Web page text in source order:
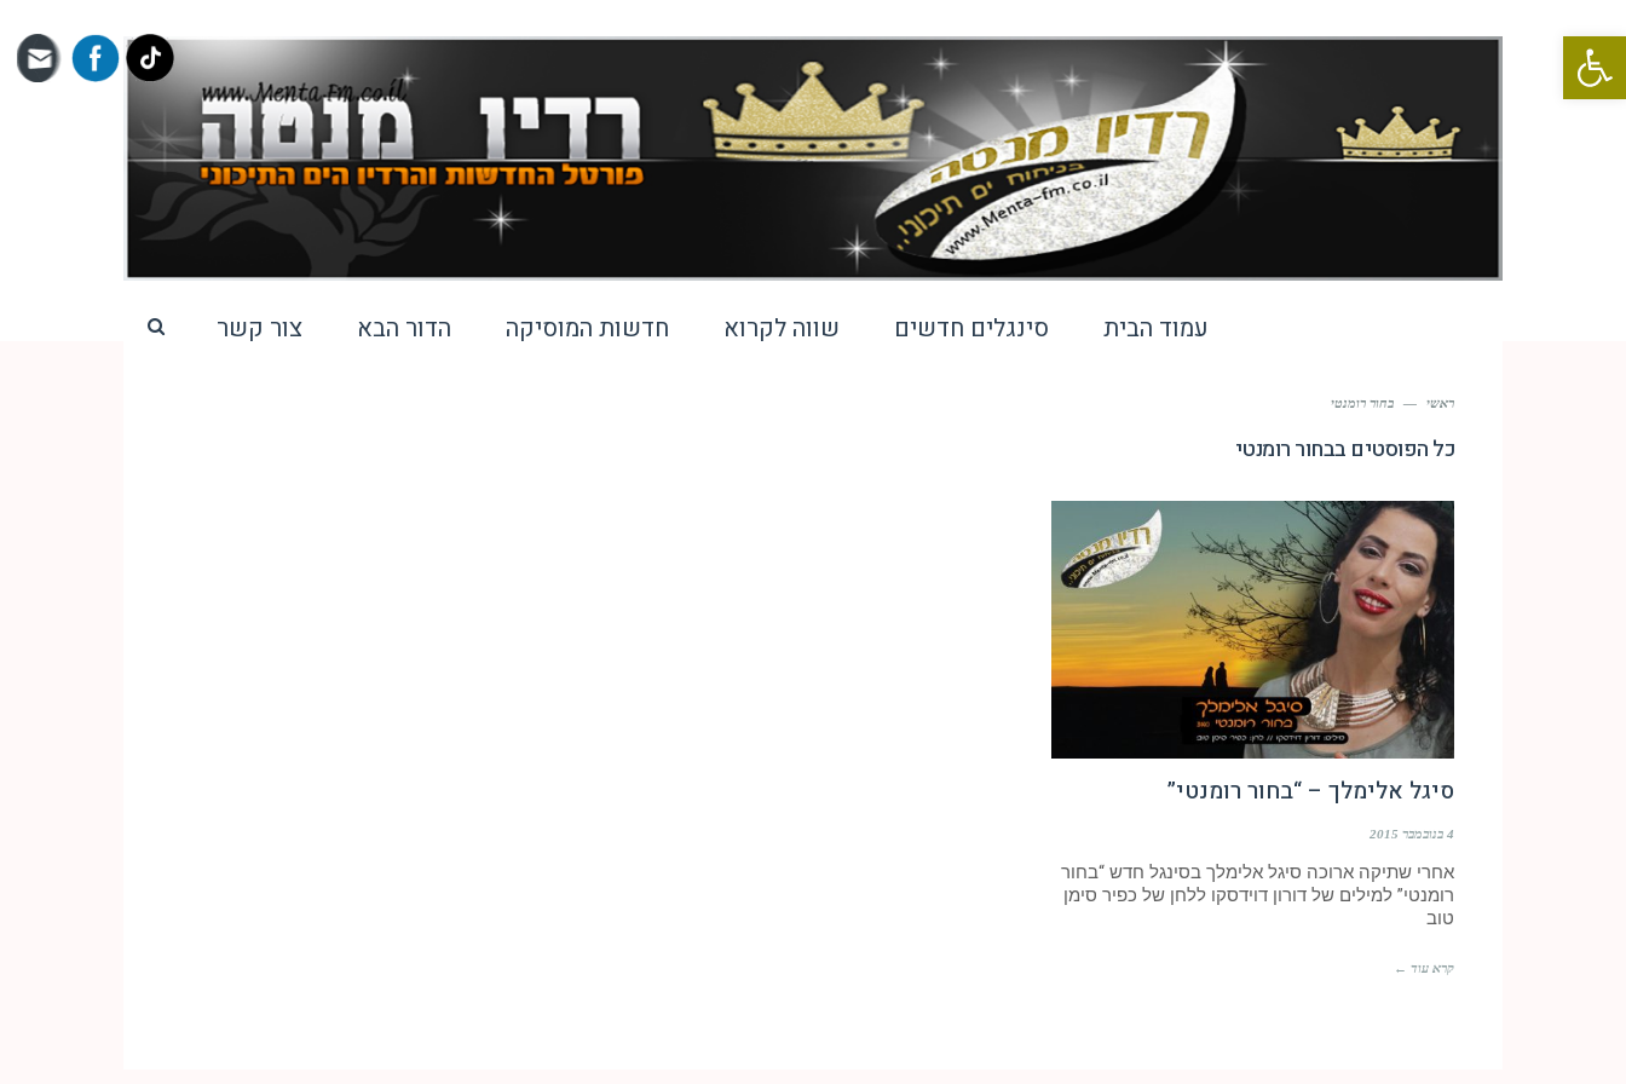
פתח סרגל נגישות
עמוד הבית סינגלים חדשים שווה לקרוא חדשות המוסיקה הדור הבא צור קשר
ראשי — בחור רומנטי
כל הפוסטים בבחור רומנטי
סיגל אלימלך – “בחור רומנטי”
4 בנובמבר 2015
אחרי שתיקה ארוכה סיגל אלימלך בסינגל חדש “בחור
רומנטי” למילים של דורון דוידסקו ללחן של כפיר סימן
טוב
קרא עוד ←